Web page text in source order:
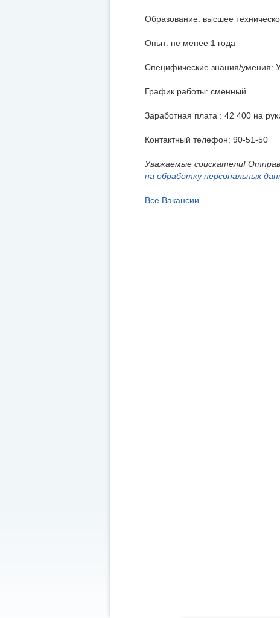
Образование: высшее
Опыт: не менее 1 года
Специфические знания/умения:
График работы: сменный
Заработная плата : 42 400 на
Контактный телефон: 90-51-50
Уважаемые соискатели!
на обработку персональных
Все Вакансии